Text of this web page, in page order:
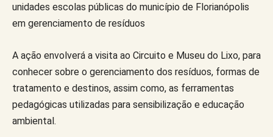
unidades escolas públicas do município de Florianópolis
em gerenciamento de resíduos
A ação envolverá a visita ao Circuito e Museu do Lixo, para
conhecer sobre o gerenciamento dos resíduos, formas de
tratamento e destinos, assim como, as ferramentas
pedagógicas utilizadas para sensibilização e educação
ambiental.